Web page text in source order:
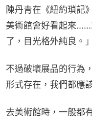
陳丹青在《紐約瑣記
美術館會好看起來
了，目光格外純良。」
不過破壞展品的行為
形式存在，我們都應
去美術館時，一般都